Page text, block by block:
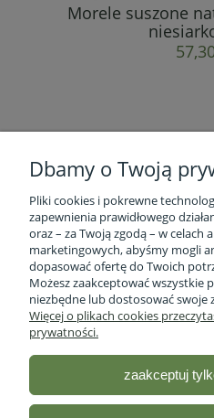
Morele suszone
Informacje
Obsługa
Moje
Dbamy o Twoją
Pliki cookies i pokrewne
zapewnienia prawidłowego
oraz – za Twoją zgodą – w celach
marketingowych, abyśmy mogli
dopasować ofertę do Twoich
Możesz zaakceptować wszystkie
niezbędne lub dostosować swoje
Więcej o plikach cookies
prywatności.
zaakceptuj